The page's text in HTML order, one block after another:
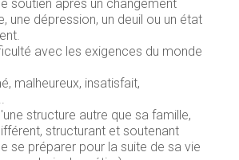
soutien après un changement
une dépression, un deuil ou un état
avec les exigences du monde
malheureux, insatisfait,
structure autre que sa famille,
structurant et soutenant
se préparer pour la suite de sa vie